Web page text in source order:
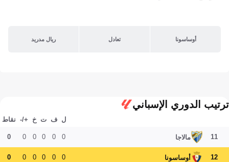
أوساسونا تعادل ريال مدريد
ترتيب الدوري الإسباني
ل ف ت خ +/- نقاط
11 مالاجا 0
0
0
0
0
0
12 أوساسونا 0
0
0
0
0
0